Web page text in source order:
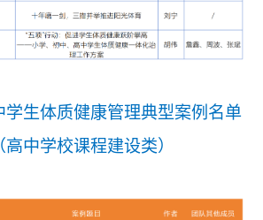
学生体质健康管理典型案例名单
（高中学校课程建设类）